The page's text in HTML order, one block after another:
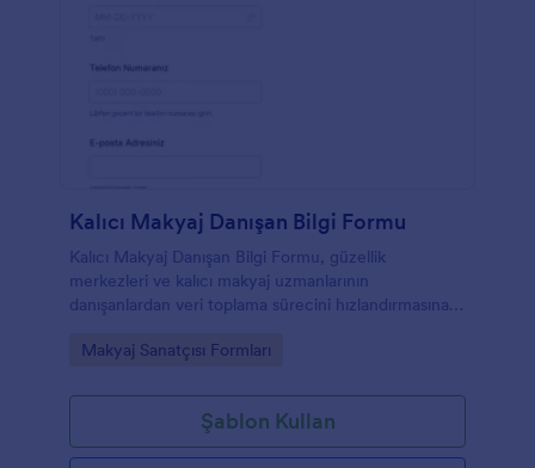
Kalıcı Makyaj Danışan Bilgi Formu
Kalıcı Makyaj Danışan Bilgi Formu, güzellik
merkezleri ve kalıcı makyaj uzmanlarının
danışanlardan veri toplama sürecini hızlandırmasına,
bilgilendirmeyi tek noktada yönetmesine yardımcı
Go to Category:
Makyaj Sanatçısı Formları
Şablon Kullan